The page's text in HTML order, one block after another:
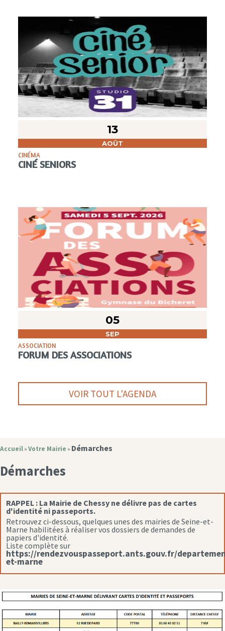
13
AOÛT
CINÉMA
CINÉ SENIORS
05
SEP
ASSOCIATION
FORUM DES ASSOCIATIONS
VOIR TOUT L'AGENDA
Accueil » Votre Mairie » Démarches
Démarches
RAPPEL : La Mairie de Chessy ne délivre pas de cartes
d'identité ni passeports.
Retrouvez ci-dessous, quelques unes des mairies de Seine-et-
Marne habilitées à réaliser vos dossiers de demandes de
papiers d'identité.
Liste complète sur
https://rendezvouspasseport.ants.gouv.fr/
et-marne